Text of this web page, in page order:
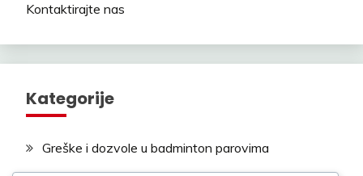
Kontaktirajte nas
Kategorije
Greške i dozvole u badminton parovima